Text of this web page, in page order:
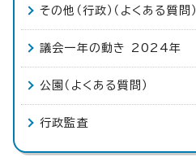
その他（行政）（よくある質問）
議会一年の動き 2024年
公園（よくある質問）
行政監査